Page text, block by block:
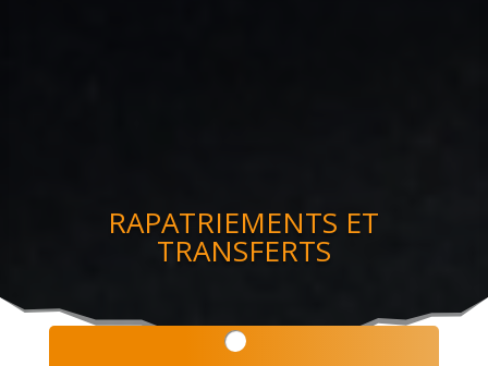
RAPATRIEMENTS ET
TRANSFERTS